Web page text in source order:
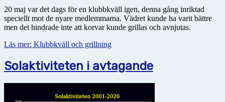
20 maj var det dags för en klubbkväll igen, denna gång inriktad
speciellt mot de nyare medlemmarna. Vädret kunde ha varit bättre
men det hindrade inte att korvar kunde grillas och avnjutas.
Läs mer: Klubbkväll och grillning
Solaktiviteten i avtagande